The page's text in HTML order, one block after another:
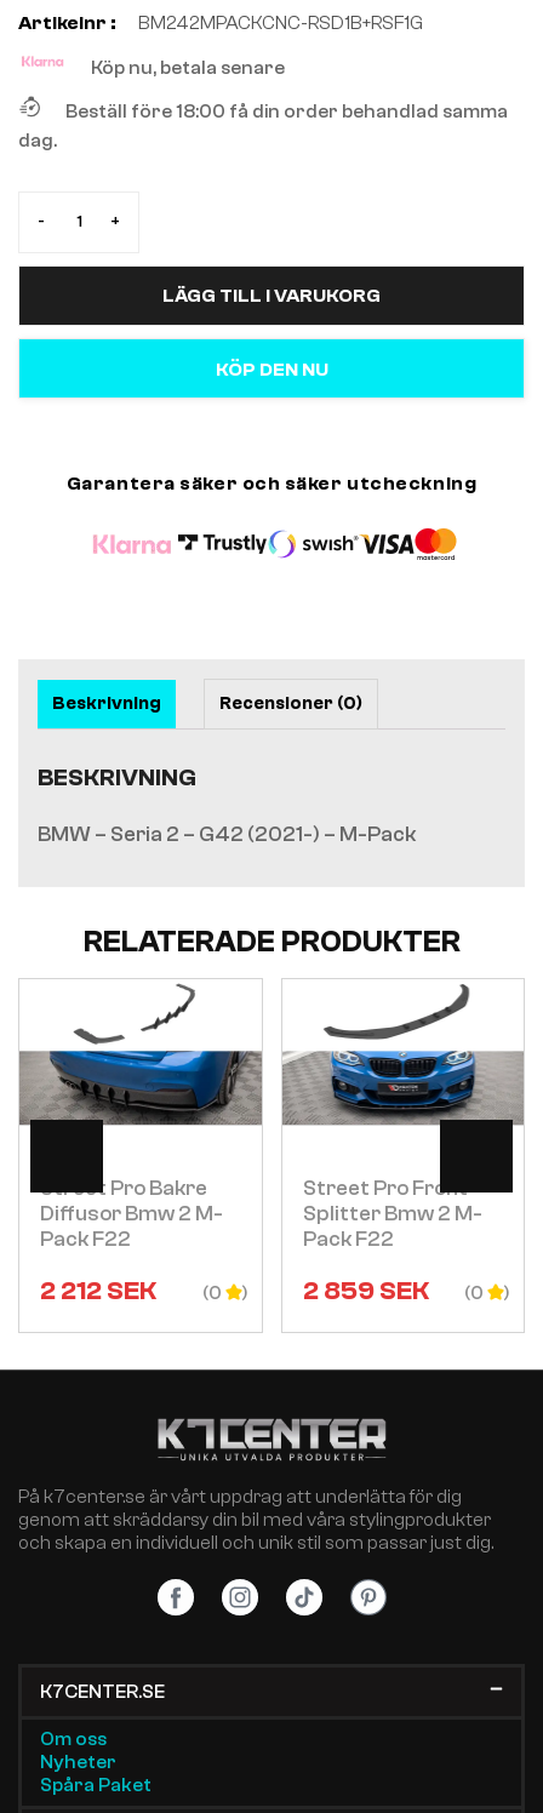
Artikelnr :
BM242MPACKCNC-RSD1B+RSF1G
Köp nu, betala senare
Beställ före 18:00 få din order behandlad samma
dag.
- +
LÄGG TILL I VARUKORG
KÖP DEN NU
Garantera säker och säker utcheckning
Beskrivning Recensioner (0)
BESKRIVNING
BMW – Seria 2 – G42 (2021-) – M-Pack
RELATERADE PRODUKTER
Street Pro Bakre
Diffusor Bmw 2 M-
Pack F22
2 212SEK (0
Visa
Street Pro Front
Splitter Bmw 2 M-
Pack F22
2 859SEK (0
Visa
På k7center.se är vårt uppdrag att underlätta för dig
genom att skräddarsy din bil med våra stylingprodukter
och skapa en individuell och unik stil som passar just dig.
K7CENTER.SE
Om oss
Nyheter
Spåra Paket